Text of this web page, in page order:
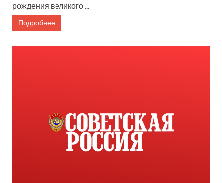
рождения великого ...
Подробнее